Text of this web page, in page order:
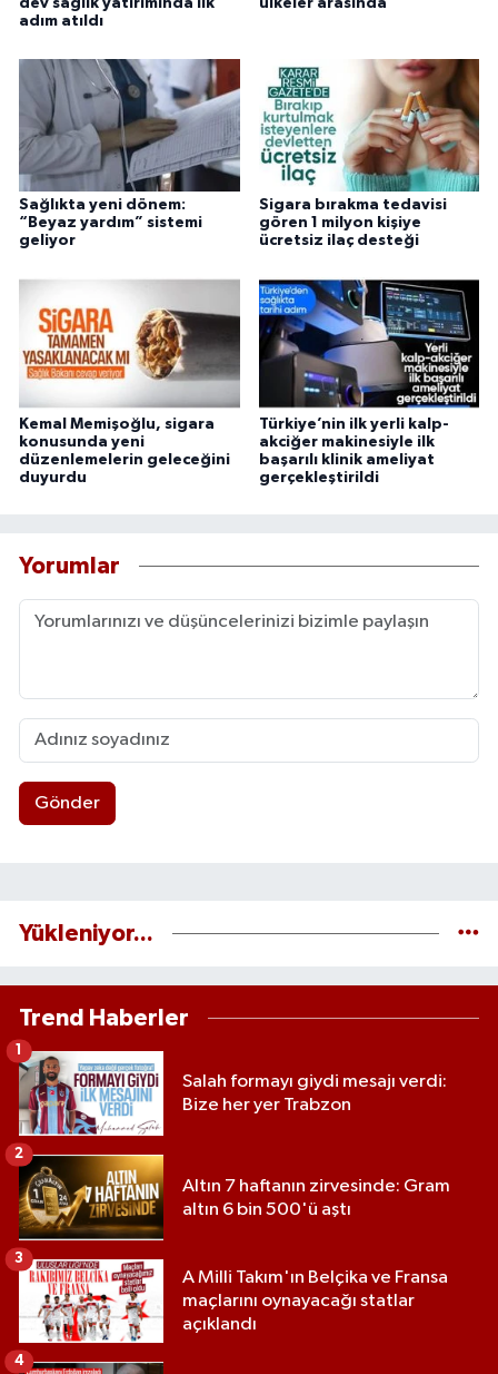
dev sağlık yatırımında ilk
adım atıldı
ülkeler arasında
Sağlıkta yeni dönem:
“Beyaz yardım” sistemi
geliyor
Sigara bırakma tedavisi
gören 1 milyon kişiye
ücretsiz ilaç desteği
Kemal Memişoğlu, sigara
konusunda yeni
düzenlemelerin geleceğini
duyurdu
Türkiye’nin ilk yerli kalp-
akciğer makinesiyle ilk
başarılı klinik ameliyat
gerçekleştirildi
Yorumlar
Gönder
Yükleniyor...
Trend Haberler
Salah formayı giydi mesajı verdi:
Bize her yer Trabzon
Altın 7 haftanın zirvesinde: Gram
altın 6 bin 500'ü aştı
2
A Milli Takım'ın Belçika ve Fransa
maçlarını oynayacağı statlar
açıklandı
3
4